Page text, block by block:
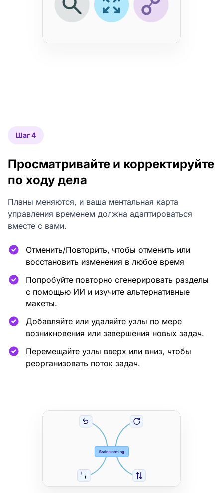
Шаг 4
Просматривайте и корректируйте
по ходу дела
Планы меняются, и ваша ментальная карта
управления временем должна адаптироваться
вместе с вами.
Отменить/Повторить, чтобы отменить или
восстановить изменения в любое время
Попробуйте повторно сгенерировать разделы
с помощью ИИ и изучите альтернативные
макеты.
Добавляйте или удаляйте узлы по мере
возникновения или завершения новых задач.
Перемещайте узлы вверх или вниз, чтобы
реорганизовать поток задач.